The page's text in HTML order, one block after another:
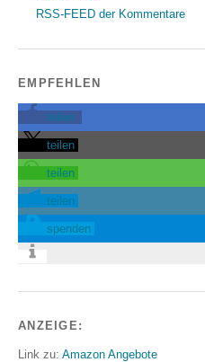
RSS-FEED der Kommentare
EMPFEHLEN
teilen
teilen
teilen
teilen
spenden
ANZEIGE:
Link zu: Amazon Angebote